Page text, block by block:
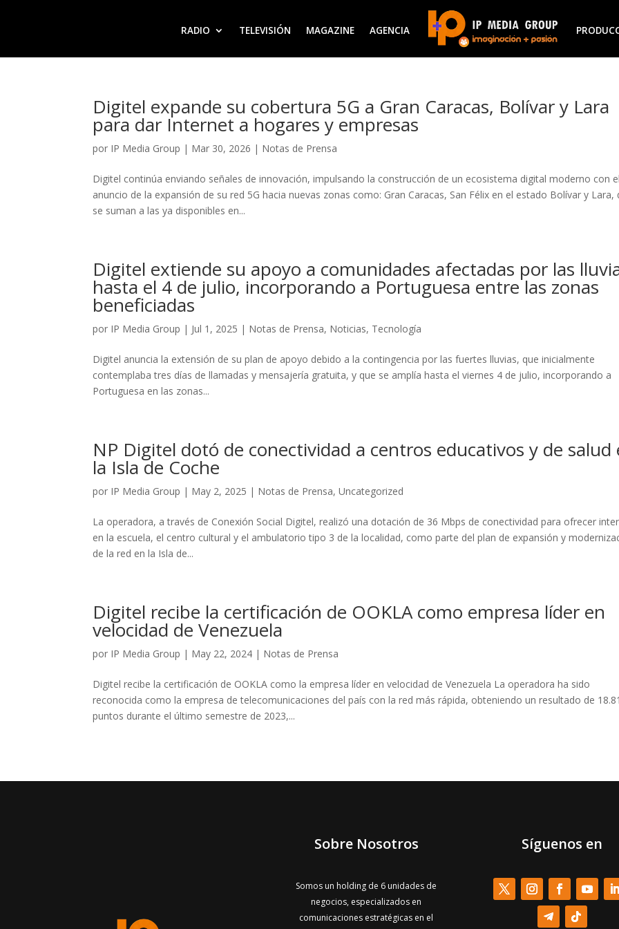
RADIO TELEVISIÓN MAGAZINE AGENCIA
Digitel expande su cobertura 5G a Gran Caracas, Bolívar y Lara
para dar Internet a hogares y empresas
por IP Media Group | Mar 30, 2026 | Notas de Prensa
Digitel continúa enviando señales de innovación, impulsando la construcción de un ecosistema digital moderno con el
anuncio de la expansión de su red 5G hacia nuevas zonas como: Gran Caracas, San Félix en el estado Bolívar y Lara,
se suman a las ya disponibles en...
Digitel extiende su apoyo a comunidades afectadas por las
hasta el 4 de julio, incorporando a Portuguesa entre las zonas
beneficiadas
por IP Media Group | Jul 1, 2025 | Notas de Prensa, Noticias, Tecnología
Digitel anuncia la extensión de su plan de apoyo debido a la contingencia por las fuertes lluvias, que inicialmente
contemplaba tres días de llamadas y mensajería gratuita, y que se amplía hasta el viernes 4 de julio, incorporando a
Portuguesa en las zonas...
NP Digitel dotó de conectividad a centros educativos y de salud
la Isla de Coche
por IP Media Group | May 2, 2025 | Notas de Prensa,Uncategorized
La operadora, a través de Conexión Social Digitel, realizó una dotación de 36 Mbps de conectividad para ofrecer
en la escuela, el centro cultural y el ambulatorio tipo 3 de la localidad, como parte del plan de expansión y
de la red en la Isla de...
Digitel recibe la certificación de OOKLA como empresa líder en
velocidad de Venezuela
por IP Media Group | May 22, 2024 | Notas de Prensa
Digitel recibe la certificación de OOKLA como la empresa líder en velocidad de Venezuela La operadora ha sido
reconocida como la empresa de telecomunicaciones del país con la red más rápida, obteniendo un resultado de 18.81
puntos durante el último semestre de 2023,...
Sobre Nosotros
Somos un holding de 6 unidades de
negocios, especializados en
comunicaciones estratégicas en el
Síguenos en